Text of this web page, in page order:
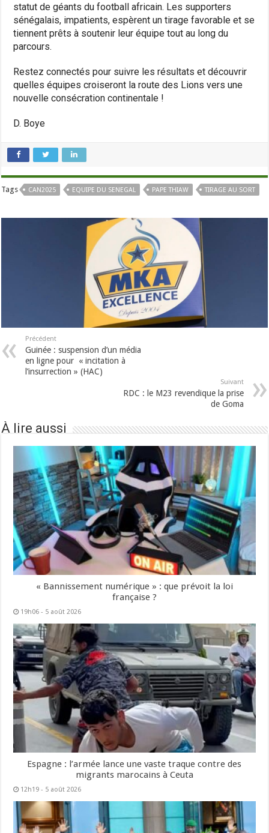
statut de géants du football africain. Les supporters
sénégalais, impatients, espèrent un tirage favorable et se
tiennent prêts à soutenir leur équipe tout au long du
parcours.
Restez connectés pour suivre les résultats et découvrir
quelles équipes croiseront la route des Lions vers une
nouvelle consécration continentale !
D. Boye
Tags CAN2025 EQUIPE DU SENEGAL PAPE THIAW TIRAGE AU SORT
Précédent
Guinée : suspension d’un média
en ligne pour « incitation à
l’insurrection » (HAC)
Suivant
RDC : le M23 revendique la prise
de Goma
À lire aussi
« Bannissement numérique » : que prévoit la loi
française ?
19h06 - 5 août 2026
Espagne : l’armée lance une vaste traque contre des
migrants marocains à Ceuta
12h19 - 5 août 2026